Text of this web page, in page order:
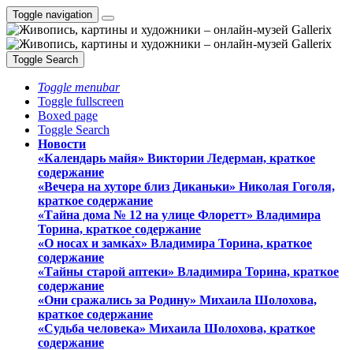
Toggle navigation
Toggle Search
Toggle menubar
Toggle fullscreen
Boxed page
Toggle Search
Новости
«Календарь майя» Виктории Ледерман, краткое
содержание
«Вечера на хуторе близ Диканьки» Николая Гоголя,
краткое содержание
«Тайна дома № 12 на улице Флоретт» Владимира
Торина, краткое содержание
«О носах и замка́х» Владимира Торина, краткое
содержание
«Тайны старой аптеки» Владимира Торина, краткое
содержание
«Они сражались за Родину» Михаила Шолохова,
краткое содержание
«Судьба человека» Михаила Шолохова, краткое
содержание